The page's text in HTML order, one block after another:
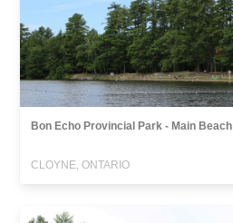
Bon Echo Provincial Park - Main Beach
CLOYNE, ONTARIO